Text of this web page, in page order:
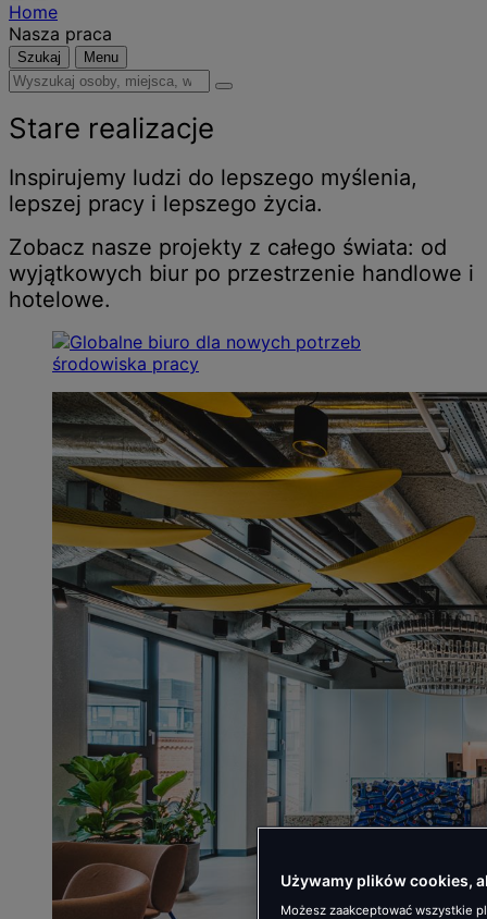
Home
Nasza praca
Szukaj Menu
Wyszukaj
miejsca,
wiadomości
i
informacje
Stare realizacje
Inspirujemy ludzi do lepszego myślenia,
lepszej pracy i lepszego życia.
Zobacz nasze projekty z całego świata: od
wyjątkowych biur po przestrzenie handlowe i
hotelowe.
Używamy plików cookies,
Możesz zaakceptować wszystkie